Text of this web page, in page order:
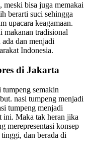
bisa juga memakai
berarti suci sehingga
upacara keagamaan.
makanan tradisional
dan menjadi
Indonesia.
di Jakarta
semakin
nasi tumpeng menjadi
tumpeng menjadi
ini. Maka tak heran jika
merepresentasi konsep
dan berada di